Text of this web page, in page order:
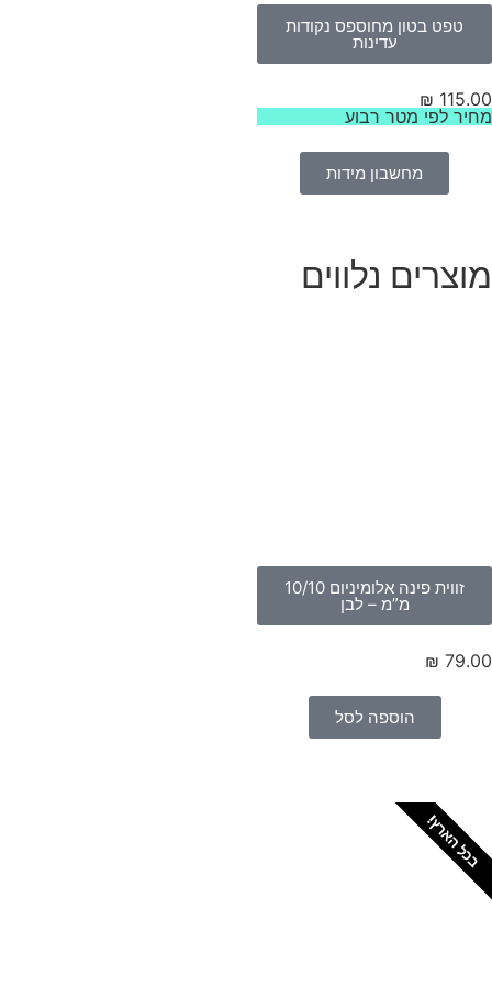
טפט בטון מחוספס נקודות
עדינות
₪
לפי מטר רבוע
מחשבון מידות
נלווים
זווית פינה אלומיניום 10/10
מ”מ – לבן
₪
הוספה לסל